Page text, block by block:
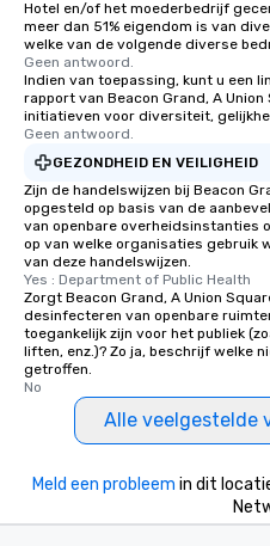
Hotel en/of het moederbedrijf
meer dan 51% eigendom is van
welke van de volgende diverse
Geen antwoord.
Indien van toepassing, kunt u een
rapport van Beacon Grand, A
initiatieven voor diversiteit,
Geen antwoord.
GEZONDHEID EN VEILIGHEID
Zijn de handelswijzen bij Beacon
opgesteld op basis van de
van openbare overheidsinstanties
op van welke organisaties gebruik
van deze handelswijzen.
Yes : Department of Public Health
Zorgt Beacon Grand, A Union
desinfecteren van openbare
toegankelijk zijn voor het publiek
liften, enz.)? Zo ja, beschrijf welke
getroffen.
No
Alle veelgestelde
Meld een probleem in dit